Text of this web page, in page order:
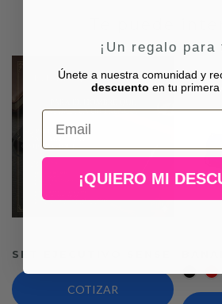
SET EJECUTIVO SENSE
COTIZAR
¡Un regalo para
Únete a nuestra comunidad y
descuento en tu primera
Email
¡QUIERO MI